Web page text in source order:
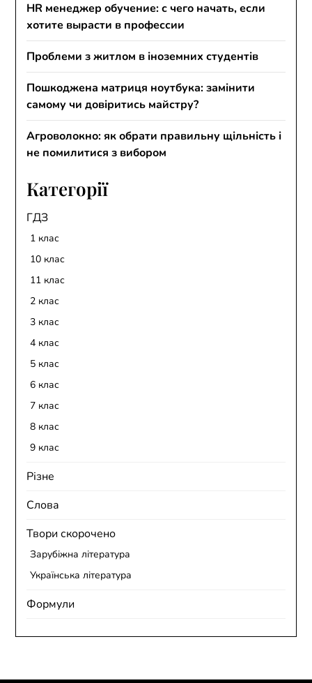
HR менеджер обучение: с чего начать, если
хотите вырасти в профессии
Проблеми з житлом в іноземних студентів
Пошкоджена матриця ноутбука: замінити
самому чи довіритись майстру?
Агроволокно: як обрати правильну щільність і
не помилитися з вибором
Категорії
ГДЗ
1 клас
10 клас
11 клас
2 клас
3 клас
4 клас
5 клас
6 клас
7 клас
8 клас
9 клас
Різне
Слова
Твори скорочено
Зарубіжна література
Українська література
Формули